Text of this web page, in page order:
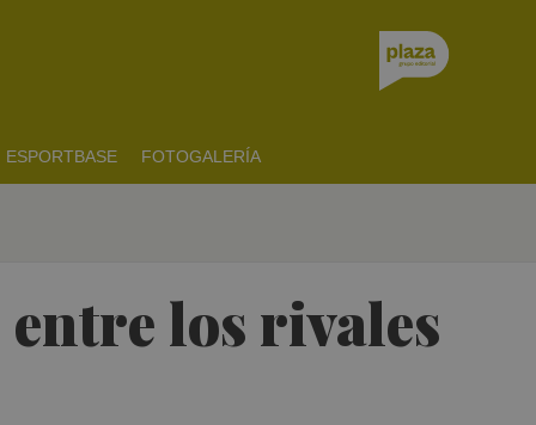
ESPORTBASE FOTOGALERÍA
los rivales